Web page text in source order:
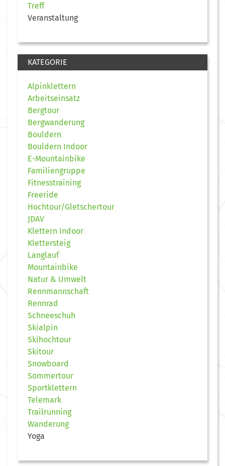
Treff
Veranstaltung
KATEGORIE
Alpinklettern
Arbeitseinsatz
Bergtour
Bergwanderung
Bouldern
Bouldern Indoor
E-Mountainbike
Familiengruppe
Fitnesstraining
Freeride
Hochtour/Gletschertour
JDAV
Klettern Indoor
Klettersteig
Langlauf
Mountainbike
Natur & Umwelt
Rennmannschaft
Rennrad
Schneeschuh
Skialpin
Skihochtour
Skitour
Snowboard
Sommertour
Sportklettern
Telemark
Trailrunning
Wanderung
Yoga